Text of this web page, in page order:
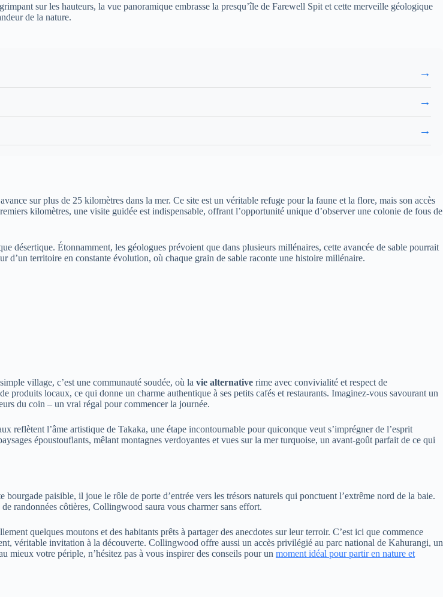
sur les hauteurs, la vue panoramique embrasse la presqu’île de Farewell Spit et cette merveille géologique
de la nature.
→
→
→
sur plus de 25 kilomètres dans la mer. Ce site est un véritable refuge pour la faune et la flore, mais son accès
kilomètres, une visite guidée est indispensable, offrant l’opportunité unique d’observer une colonie de fous de
désertique. Étonnamment, les géologues prévoient que dans plusieurs millénaires, cette avancée de sable pourrait
territoire en constante évolution, où chaque grain de sable raconte une histoire millénaire.
village, c’est une communauté soudée, où la vie alternative rime avec convivialité et respect de
locaux, ce qui donne un charme authentique à ses petits cafés et restaurants. Imaginez-vous savourant un
du coin – un vrai régal pour commencer la journée.
reflètent l’âme artistique de Takaka, une étape incontournable pour quiconque veut s’imprégner de l’esprit
époustouflants, mêlant montagnes verdoyantes et vues sur la mer turquoise, un avant-goût parfait de ce qui
bourgade paisible, il joue le rôle de porte d’entrée vers les trésors naturels qui ponctuent l’extrême nord de la baie.
de randonnées côtières, Collingwood saura vous charmer sans effort.
quelques moutons et des habitants prêts à partager des anecdotes sur leur terroir. C’est ici que commence
véritable invitation à la découverte. Collingwood offre aussi un accès privilégié au parc national de Kahurangi, un
mieux votre périple, n’hésitez pas à vous inspirer des conseils pour un moment idéal pour partir en nature et